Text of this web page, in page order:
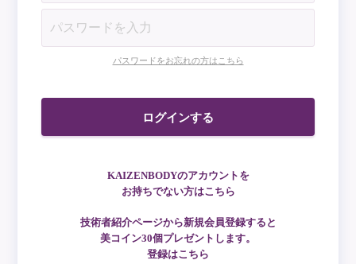
パスワードをお忘れの方はこちら
ログインする
KAIZENBODYのアカウントを
お持ちでない方はこちら
技術者紹介ページから新規会員登録すると
美コイン30個プレゼントします。
登録はこちら